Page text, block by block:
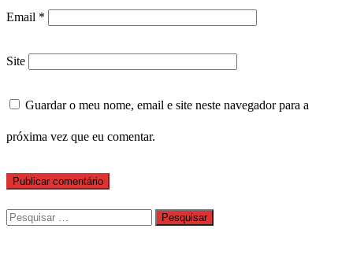
Email *
Site
Guardar o meu nome, email e site neste navegador para a
próxima vez que eu comentar.
Pesquisar
por: